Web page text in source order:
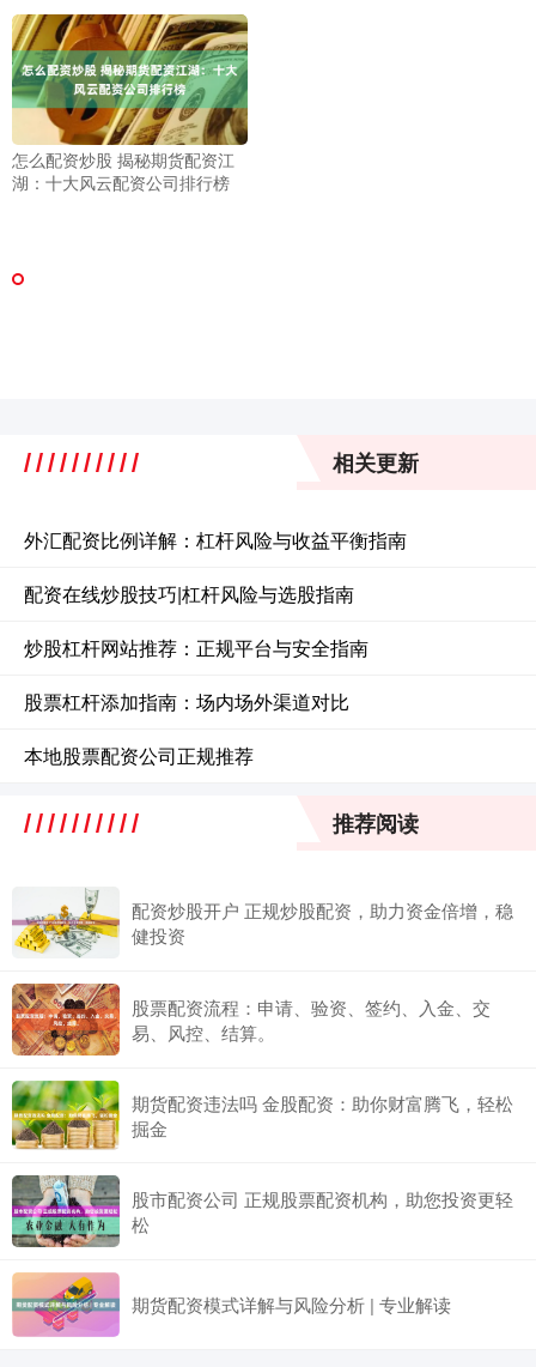
怎么配资炒股 揭秘期货配资江
湖：十大风云配资公司排行榜
相关更新
外汇配资比例详解：杠杆风险与收益平衡指南
配资在线炒股技巧|杠杆风险与选股指南
炒股杠杆网站推荐：正规平台与安全指南
股票杠杆添加指南：场内场外渠道对比
本地股票配资公司正规推荐
推荐阅读
配资炒股开户 正规炒股配资，助力资金倍增，稳
健投资
股票配资流程：申请、验资、签约、入金、交
易、风控、结算。
期货配资违法吗 金股配资：助你财富腾飞，轻松
掘金
股市配资公司 正规股票配资机构，助您投资更轻
松
期货配资模式详解与风险分析 | 专业解读